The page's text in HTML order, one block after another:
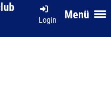
Menü
Login